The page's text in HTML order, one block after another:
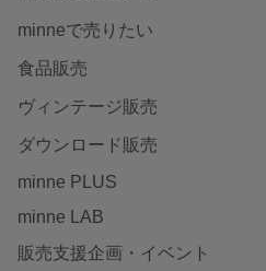
minneで売りたい
食品販売
ヴィンテージ販売
ダウンロード販売
minne PLUS
minne LAB
販売支援企画・イベント